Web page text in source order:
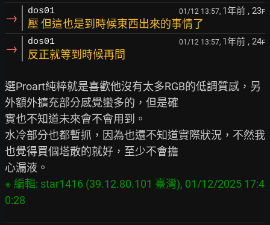
→ dos01 01/12 13:57, 1年前 , 23F
壓 但這也是到時候東西出來的事情了
→ dos01 01/12 13:57, 1年前 , 24F
反正就等到時候再問
選Proart純粹就是喜歡他沒有太多RGB的低調質感，另
外額外擴充部分感覺蠻多的，但是確
實也不知道未來會不會用到。
水冷部分也都暫抓，因為也還不知道實際狀況，不然我
也覺得買個塔散的就好，至少不會擔
※ 編輯: star1416 (39.12.80.101 臺灣), 01/12/2025 17:4